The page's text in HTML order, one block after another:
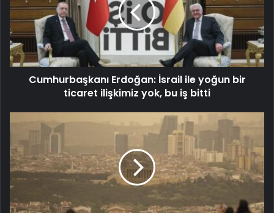
Cumhurbaşkanı Erdoğan: İsrail ile yoğun bir
ticaret ilişkimiz yok, bu iş bitti